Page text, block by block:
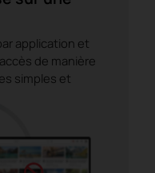
application et
de manière
simples et